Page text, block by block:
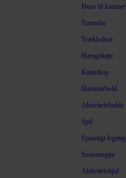
Huse til kaniner
Tunneler
Træklodser
Hængekøje
Kaninhop
Hamsterbold
Aktivitetsbolde
Spil
Spiseligt legetøj
Snusetæppe
Aktivitetshjul